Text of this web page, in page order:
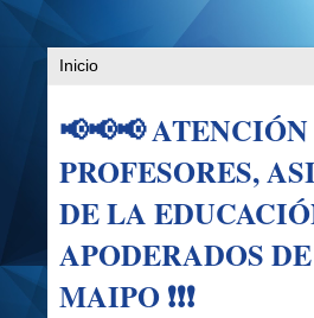
📢📢📢 ATENCIÓN
PROFESORES,
DE LA
APODERADOS
MAIPO ❗️❗️❗️